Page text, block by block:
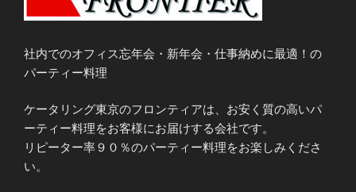
社内でのオフィス忘年会・新年会・仕事納めに最適！の
パーティー料理
ケータリング東京のフロンティアは、お安く質の高いパ
ーティー料理をお客様にお届けする会社です。
リピーター率９０％のパーティー料理をお楽しみくださ
い。